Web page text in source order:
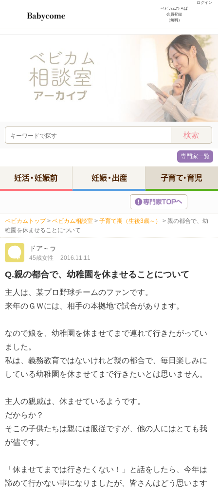
ログイン
ベビカムひろば
会員登録
（無料）
専門家一覧
ベビカムトップ > ベビカム相談室 > 子育て期（生後3歳～） > 親の都合で、幼
稚園を休ませることについて
ドア～ラ
45歳女性 2016.11.11
Q.親の都合で、幼稚園を休ませることについて
主人は、某プロ野球チームのファンです。
来年のＧＷには、相手の本拠地で試合があります。
なので娘を、幼稚園を休ませてまで連れて行きたがってい
ました。
私は、義務教育ではないけれど親の都合で、毎日楽しみに
している幼稚園を休ませてまで行きたいとは思いません。
主人の親戚は、休ませているようです。
だからか？
そこの子供たちは親には服従ですが、他の人にはとても我
が儘です。
「休ませてまでは行きたくない！」と話をしたら、今年は
諦めて行かない事になりましたが、皆さんはどう思います